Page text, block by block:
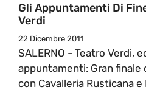
Gli Appuntamenti Di
Verdi
22 Dicembre 2011
SALERNO - Teatro Verdi,
appuntamenti: Gran finale
con Cavalleria Rusticana